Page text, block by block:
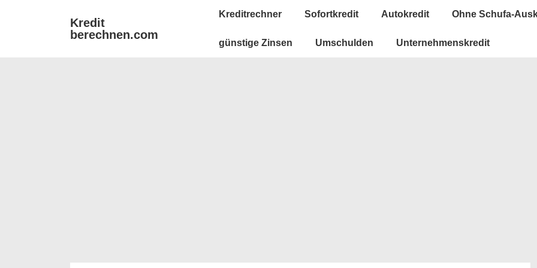
Kredit
berechnen.com
Main
Kreditrechner Sofortkredit Autokredit Ohne Schufa-
günstige Zinsen Umschulden Unternehmenskredit